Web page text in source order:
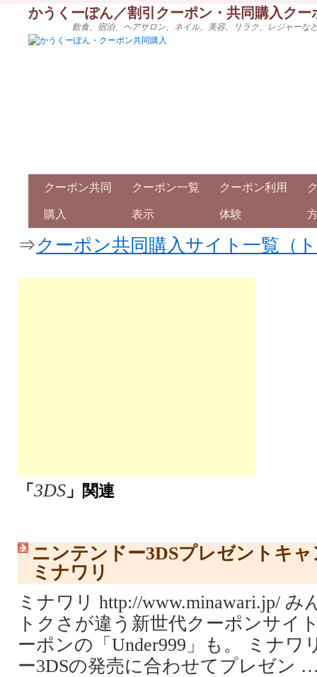
かうくーぽん／割引クーポン・共同購入ク
飲食、宿泊、ヘアサロン、ネイル、美容、リラク、レジャー
クーポン共同
購入
クーポン一覧
表示
クーポン利用
体験
⇒クーポン共同購入サイト一覧（
「 3DS 」関連
ニンテンドー3DSプレゼントキ
ミナワリ
ミナワリ http://www.minawari.jp/ み
トクさが違う新世代クーポンサイ
ーポンの「Under999」も。 ミナワ
ー3DSの発売に合わせてプレゼン